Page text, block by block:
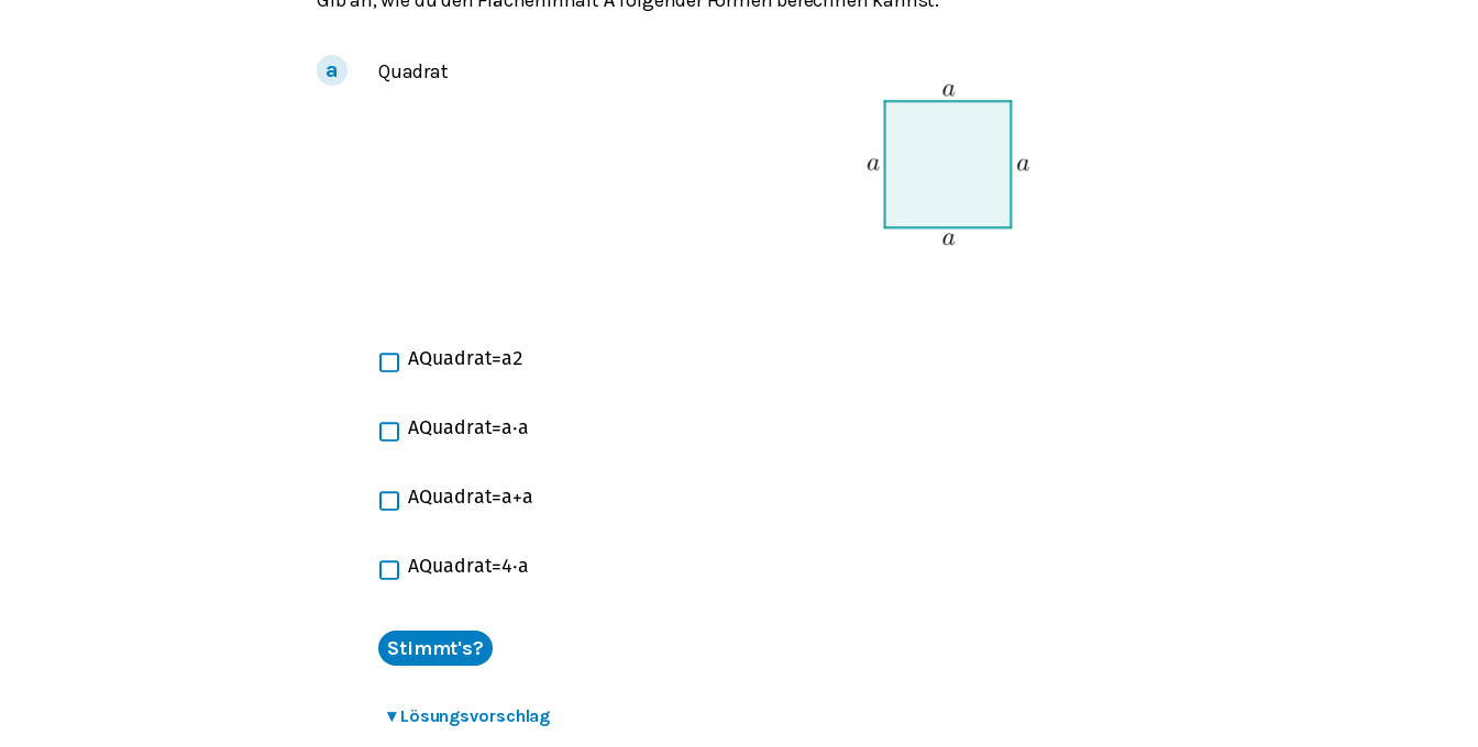
Quadrat
AQuadrat=a2
AQuadrat=a⋅a
AQuadrat=a+a
AQuadrat=4⋅a
Stimmt's?
▾ Lösungsvorschlag